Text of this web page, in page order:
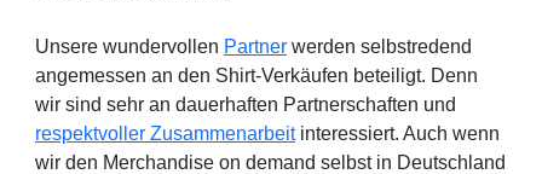
Unsere wundervollen Partner werden selbstredend
angemessen an den Shirt-Verkäufen beteiligt. Denn
wir sind sehr an dauerhaften Partnerschaften und
respektvoller Zusammenarbeitinteressiert. Auch wenn
wir den Merchandise on demand selbst in Deutschland